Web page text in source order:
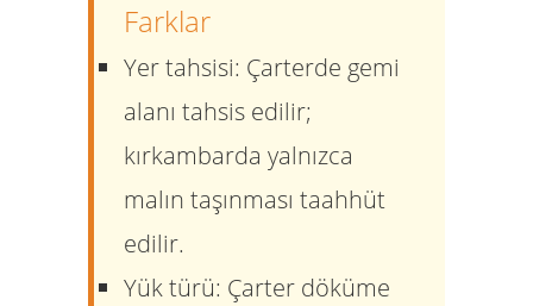
Farklar
Yer tahsisi: Çarterde gemi
alanı tahsis edilir;
kırkambarda yalnızca
malın taşınması taahhüt
edilir.
Yük türü: Çarter döküme